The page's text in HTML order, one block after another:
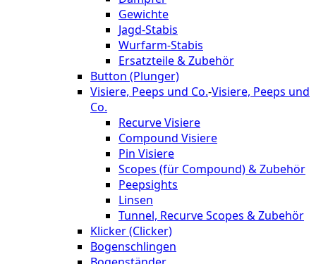
Gewichte
Jagd-Stabis
Wurfarm-Stabis
Ersatzteile & Zubehör
Button (Plunger)
Visiere, Peeps und Co.-Visiere, Peeps und
Co.
Recurve Visiere
Compound Visiere
Pin Visiere
Scopes (für Compound) & Zubehör
Peepsights
Linsen
Tunnel, Recurve Scopes & Zubehör
Klicker (Clicker)
Bogenschlingen